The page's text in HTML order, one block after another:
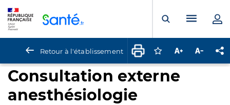
Ouvrir laMenu
Retour à l'établissement Connectez-vous
Augmenter la
Consultation externe
anesthésiologie